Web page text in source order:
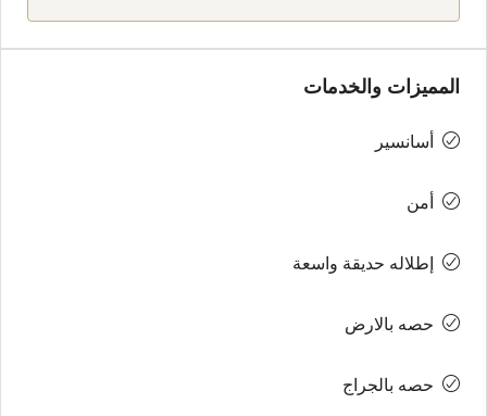
المميزات والخدمات
أسانسير
أمن
إطلاله حديقة واسعة
حصه بالارض
حصه بالجراج